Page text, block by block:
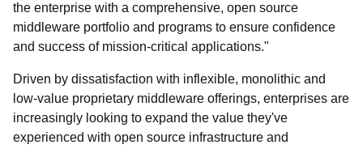
the enterprise with a comprehensive, open source
middleware portfolio and programs to ensure confidence
and success of mission-critical applications."
Driven by dissatisfaction with inflexible, monolithic and
low-value proprietary middleware offerings, enterprises are
increasingly looking to expand the value they've
experienced with open source infrastructure and